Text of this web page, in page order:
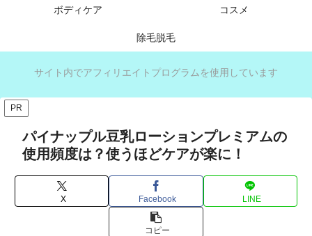
ボディケア コスメ
除毛脱毛
サイト内でアフィリエイトプログラムを使用しています
PR
パイナップル豆乳ローションプレミアムの
使用頻度は？使うほどケアが楽に！
X Facebook LINE
コピー